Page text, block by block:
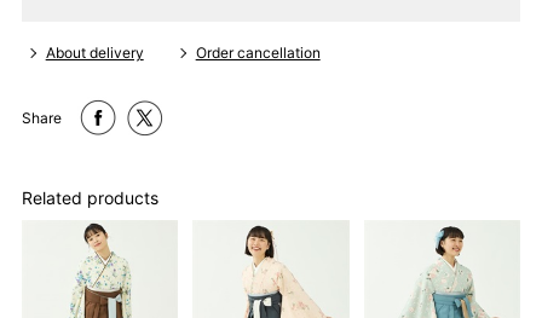
About delivery Order cancellation
Share
Related products